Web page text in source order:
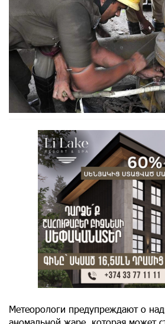
Метеорологи предупреждают о